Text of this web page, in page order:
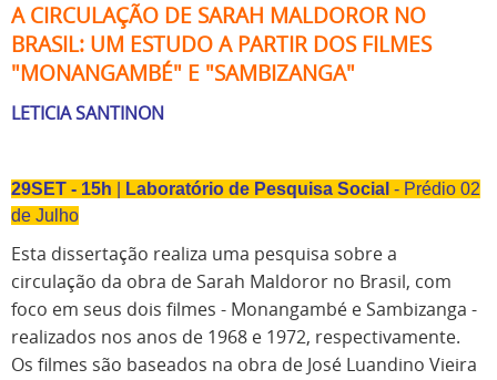
A CIRCULAÇÃO DE SARAH MALDOROR NO
BRASIL: UM ESTUDO A PARTIR DOS FILMES
"MONANGAMBÉ" E "SAMBIZANGA"
LETICIA SANTINON
29SET - 15h Laboratório de Pesquisa Social - Prédio 02
de Julho
Esta dissertação realiza uma pesquisa sobre a
circulação da obra de Sarah Maldoror no Brasil, com
foco em seus dois filmes - Monangambé e Sambizanga -
realizados nos anos de 1968 e 1972, respectivamente.
Os filmes são baseados na obra de José Luandino Vieira